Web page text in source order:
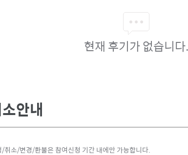
현재 후기가 없습니다.
안내
/취소/변경/환불은 참여신청 기간 내에만 가능합니다.